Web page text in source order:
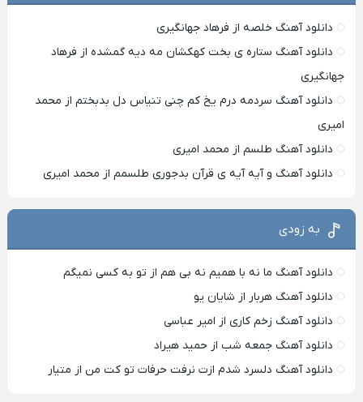
دانلود آهنگ خلصه از فرهاد جهانگیری
دانلود آهنگ ستاره ی بخت کهکشان مه دیه گمشده از فرهاد
جهانگیری
دانلود آهنگ سردمه درم یخ کم چنی تنیاس دل بدبختم از محمد
امیری
دانلود آهنگ طلسم از محمد امیری
دانلود آهنگ و آیه آیه ی قرآن بدجوری طلسمم از محمد امیری
به زودی
دانلود آهنگ ما نه با همیم نه بی هم از تو به کسی نمیگم
دانلود آهنگ هربار از شایان یو
دانلود آهنگ زخم کاری از امیر عباسی
دانلود آهنگ جمعه شب از حمید هیراد
دانلود آهنگ دلسرد شدم ازت نرفت حرفات تو کت من از متیار